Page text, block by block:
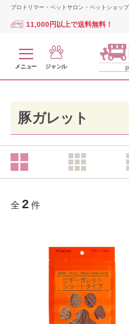
プロトリマー・ペットサロン・ペットショッ
11,000円以上で送料無料！
メニュー ジャンル
豚ガレット
全 2 件